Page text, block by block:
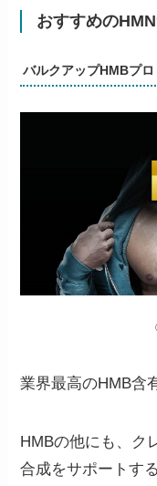
おすすめの
バルクアップHMBプロ
業界最高のHMB含
HMBの他にも、ク
合成をサポートす